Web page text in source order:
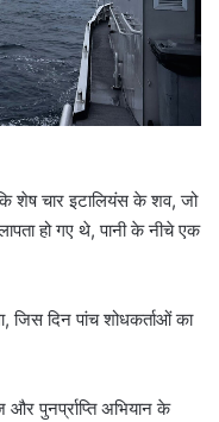
कि शेष चार इटालियंस के शव, जो
हो गए थे, पानी के नीचे एक
जिस दिन पांच शोधकर्ताओं का
पुनर्प्राप्ति अभियान के